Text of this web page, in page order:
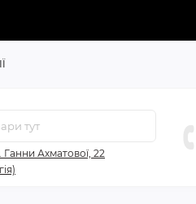
Ганни Ахматової, 22